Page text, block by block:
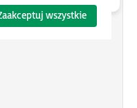
wszystkie